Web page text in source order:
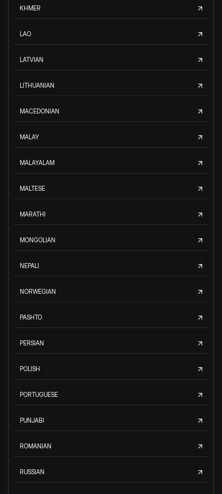
KHMER
LAO
LATVIAN
LITHUANIAN
MACEDONIAN
MALAY
MALAYALAM
MALTESE
MARATHI
MONGOLIAN
NEPALI
NORWEGIAN
PASHTO
PERSIAN
POLISH
PORTUGUESE
PUNJABI
ROMANIAN
RUSSIAN